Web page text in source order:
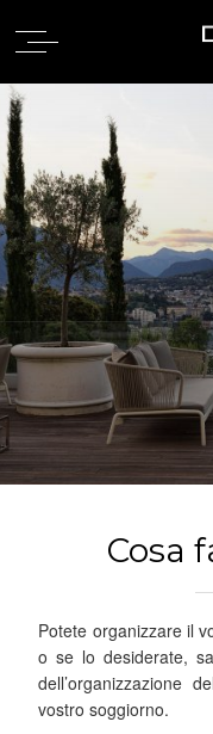
Cosa
Potete organizzare il
o se lo desiderate,
dell’organizzazione
vostro soggiorno.